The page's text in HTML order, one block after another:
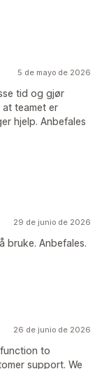
5 de mayo de 2026
tid og gjør
teamet er
hjelp. Anbefales
29 de junio de 2026
bruke. Anbefales.
26 de junio de 2026
to
support. We